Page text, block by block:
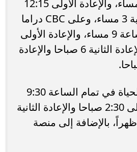
تمام الساعة 7:15 مساء، والإعادة الأولى 12:15
صباحاً والإعادة الثانية 3 مساء، وعلى CBC دراما
يعرض في تمام الساعة 9 مساء، والإعادة الأولى
1 ونصف صباحا، والإعادة الثانية 6 صباحا والإعادة
ويعرض على قناة الحياة في تمام الساعة 9:30
مساء، والإعادة الأولى 2:30 صباحا والإعادة الثانية
9:30 صباحاً، و1:15 ظهراً، بالإضافة إلى منصة